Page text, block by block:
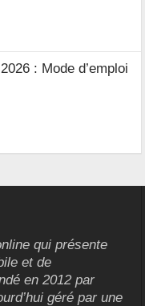
: Mode d’emploi
qui présente
et de
en 2012 par
géré par une